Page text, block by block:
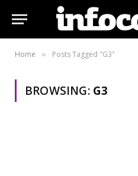
Home » Posts Tagged "G3"
BROWSING: G3